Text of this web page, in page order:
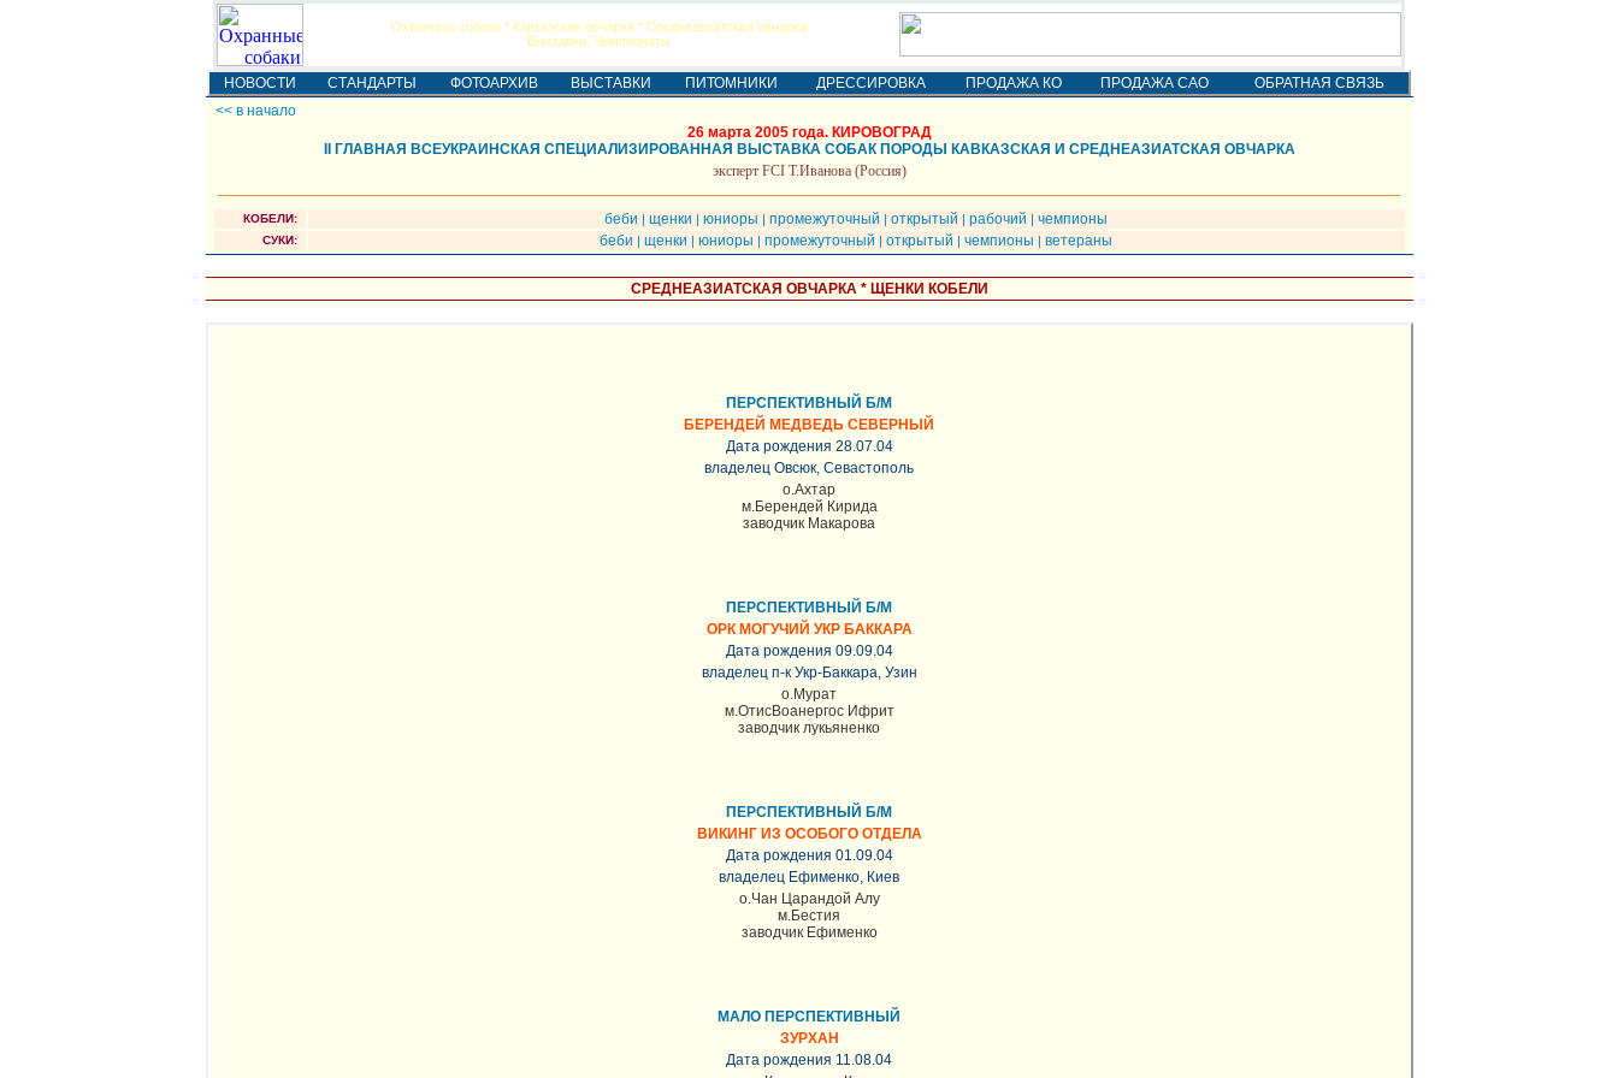
Охранные собаки * Кавказская овчарка * Среднеазиатская овчарка
Выставки, Чемпионаты
НОВОСТИ СТАНДАРТЫ ФОТОАРХИВ ВЫСТАВКИ ПИТОМНИКИ ДРЕССИРОВКА ПРОДАЖА КО ПРОДАЖА САО
ОБРАТНАЯ СВЯЗЬ
<< в начало
26 марта 2005 года. КИРОВОГРАД
II ГЛАВНАЯ ВСЕУКРАИНСКАЯ СПЕЦИАЛИЗИРОВАННАЯ ВЫСТАВКА СОБАК ПОРОДЫ КАВКАЗСКАЯ И СРЕДНЕАЗИАТСКАЯ ОВЧАРКА
эксперт FCI Т.Иванова (Россия)
КОБЕЛИ: беби | щенки | юниоры | промежуточный | открытый | рабочий | чемпионы
СУКИ: беби | щенки | юниоры | промежуточный | открытый | чемпионы | ветераны
СРЕДНЕАЗИАТСКАЯ ОВЧАРКА * ЩЕНКИ КОБЕЛИ
ПЕРСПЕКТИВНЫЙ Б/М
БЕРЕНДЕЙ МЕДВЕДЬ СЕВЕРНЫЙ
Дата рождения 28.07.04
владелец Овсюк, Севастополь
о.Ахтар
м.Берендей Кирида
заводчик Макарова
ПЕРСПЕКТИВНЫЙ Б/М
ОРК МОГУЧИЙ УКР БАККАРА
Дата рождения 09.09.04
владелец п-к Укр-Баккара, Узин
о.Мурат
м.ОтисВоанергос Ифрит
заводчик лукьяненко
ПЕРСПЕКТИВНЫЙ Б/М
ВИКИНГ ИЗ ОСОБОГО ОТДЕЛА
Дата рождения 01.09.04
владелец Ефименко, Киев
о.Чан Царандой Алу
м.Бестия
заводчик Ефименко
МАЛО ПЕРСПЕКТИВНЫЙ
ЗУРХАН
Дата рождения 11.08.04